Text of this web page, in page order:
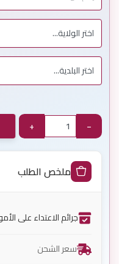
−
+
ملخص الطلب
جرائم الاعتداء على
سعر الشحن